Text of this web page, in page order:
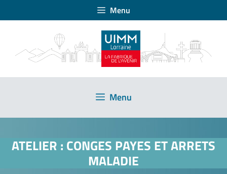
Menu
Menu
ATELIER : CONGES PAYES ET ARRETS
MALADIE